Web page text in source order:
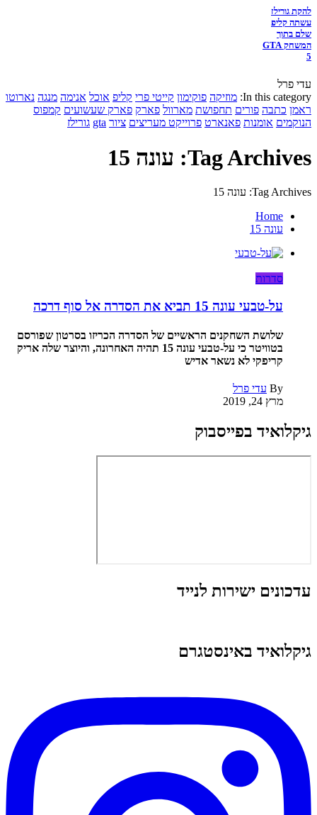
להקת גורילז
עשתה קליפ
שלם בתוך
המשחק GTA
5
עדי פרל
In this category: מוזיקה פוקימון קייטי פרי קליפ אוכל אנימה מנגה נארוטו
ראמן כתבה פורים תחפושת מארוול פארק פארק שעשועים קמפוס
הנוקמים אומנות פאנארט פרוייקט מעריצים ציור gta גורילז
Tag Archives: עונה 15
Tag Archives: עונה 15
Home
עונה 15
סדרות
על-טבעי עונה 15 תביא את הסדרה אל סוף דרכה
שלושת השחקנים הראשיים של הסדרה הכריזו בסרטון שפורסם
בטוויטר כי על-טבעי עונה 15 תהיה האחרונה, והיוצר שלה אריק
קריפקי לא נשאר אדיש
By עדי פרל
מרץ 24, 2019
גיקלואיד בפייסבוק
עדכונים ישירות לנייד
גיקלואיד באינסטגרם